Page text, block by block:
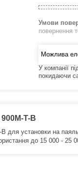
повернення
У компанії
покидаючи
T-B
для установки на
до 15 000 - 25